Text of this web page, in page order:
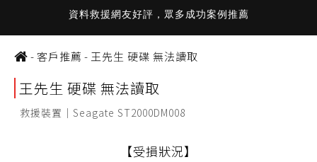
資料救援網友好評，眾多成功案例推薦
-客戶推薦 - 王先生 硬碟 無法讀取
王先生 硬碟 無法讀取
救援裝置｜Seagate ST2000DM008
【受損狀況】